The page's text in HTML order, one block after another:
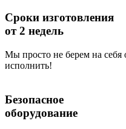
Сроки изготовления
от 2 недель
Мы просто не берем на себя
исполнить!
Безопасное
оборудование